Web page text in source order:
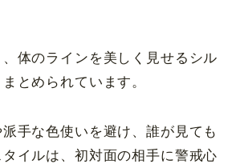
体のラインを美しく見せるシル
とめられています。
手な色使いを避け、誰が見ても
イルは、初対面の相手に警戒心